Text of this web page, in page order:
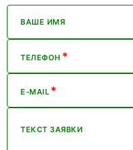
ВАШЕ ИМЯ
ТЕЛЕФОН *
E-MAIL *
ТЕКСТ ЗАЯВКИ